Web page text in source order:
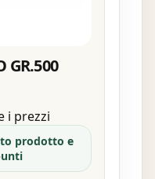
GR.500
i prezzi
prodotto e